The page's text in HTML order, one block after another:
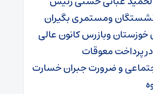
ومستمری بگیران
وبازرس کانون عالی
پرداخت معوقات
و ضرورت جبران خسارت